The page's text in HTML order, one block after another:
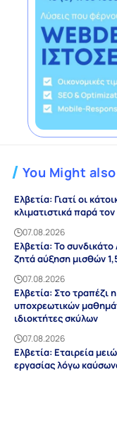
You Might
Ελβετία: Γιατί οι
κλιματιστικά παρά
07.08.2026
Ελβετία: Το
ζητά αύξηση μισθών
07.08.2026
Ελβετία: Στο τραπέζι
υποχρεωτικών
ιδιοκτήτες σκύλων
07.08.2026
Ελβετία: Εταιρεία
εργασίας λόγω